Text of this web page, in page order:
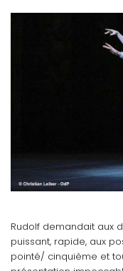
Rudolf demandait aux
puissant, rapide, aux
pointé/ cinquième et